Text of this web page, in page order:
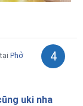
tại Phở
4
uki nha